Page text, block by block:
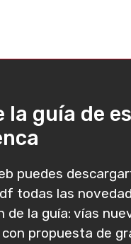
la guía de
puedes
todas las
de la guía: vías
propuesta de